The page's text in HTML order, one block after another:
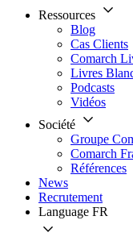
Ressources
Blog
Cas Clients
Comarch
Livres
Podcasts
Vidéos
Société
Groupe
Comarch
Références
News
Recrutement
Language FR